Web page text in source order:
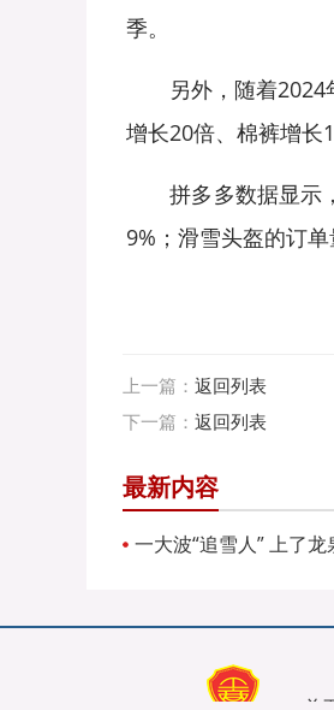
季。
另外，随着2024年
增长20倍、棉裤增长
拼多多数据显示，
9%；滑雪头盔的订
上一篇： 返回列表
下一篇： 返回列表
最新内容
一大波“追雪人” 上了龙